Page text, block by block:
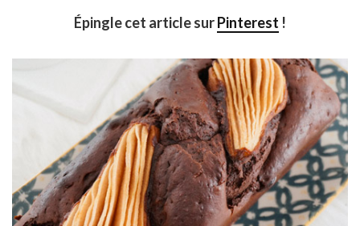
Épingle cet article surPinterest !